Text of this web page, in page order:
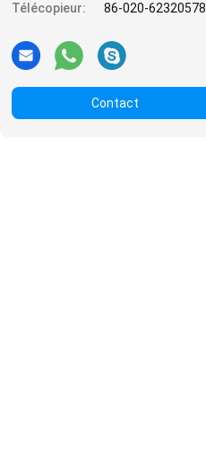
Télécopieur:
86-020-62320578
Contact